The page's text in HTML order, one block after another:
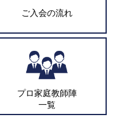
ご入会の流れ
プロ家庭教師陣
一覧